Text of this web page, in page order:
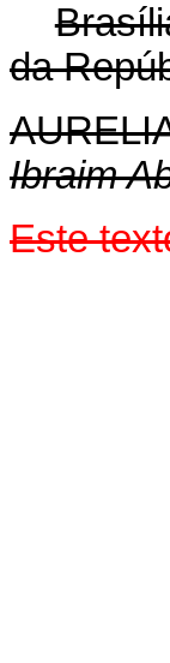
da
Ibraim
Este